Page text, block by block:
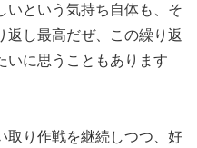
いという気持ち自体も、そ
返し最高だぜ、この繰り返
いに思うこともあります
取り作戦を継続しつつ、好